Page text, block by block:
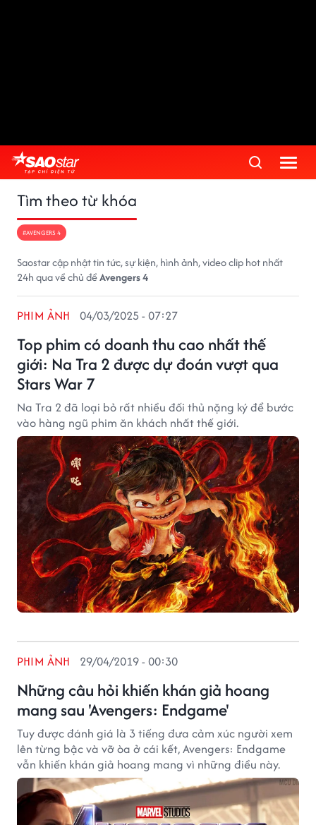
Tìm theo từ khóa
#AVENGERS 4
Saostar cập nhật tin tức, sự kiện, hình ảnh, video clip hot nhất
24h qua về chủ đềAvengers 4
Top phim có doanh thu cao nhất thế
giới: Na Tra 2 được dự đoán vượt qua
Stars War 7
PHIM ẢNH 04/03/2025 - 07:27
Na Tra 2 đã loại bỏ rất nhiều đối thủ nặng ký để bước
vào hàng ngũ phim ăn khách nhất thế giới.
Những câu hỏi khiến khán giả hoang
mang sau 'Avengers: Endgame'
PHIM ẢNH 29/04/2019 - 00:30
Tuy được đánh giá là 3 tiếng đưa cảm xúc người xem
lên từng bậc và vỡ òa ở cái kết, Avengers: Endgame
vẫn khiến khán giả hoang mang vì những điều này.